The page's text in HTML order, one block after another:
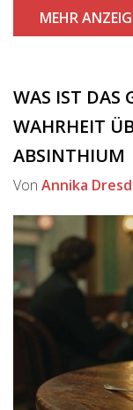
MEHR
WAS IST DAS
WAHRHEIT
ABSINTHIUM
Von Annika